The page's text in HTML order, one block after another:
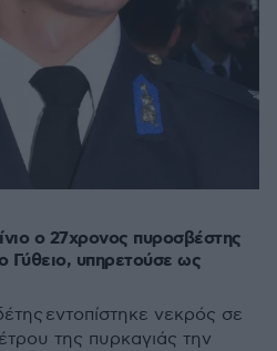
ο 27χρονος πυροσβέστης
Γύθειο, υπηρετούσε ως
εντοπίστηκε νεκρός σε
της πυρκαγιάς την